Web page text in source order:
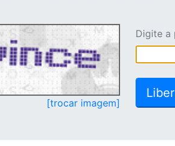
[trocar imagem]
Digite a